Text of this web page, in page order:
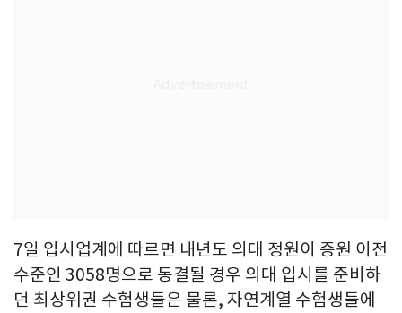
7일 입시업계에 따르면 내년도 의대 정원이 증원 이전
수준인 3058명으로 동결될 경우 의대 입시를 준비하
던 최상위권 수험생들은 물론, 자연계열 수험생들에